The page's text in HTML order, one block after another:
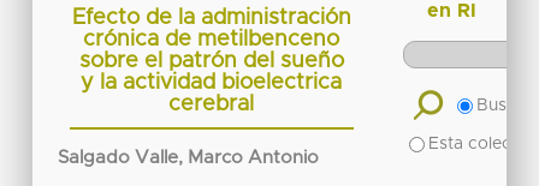
Efecto de la administración
crónica de metilbenceno
sobre el patrón del sueño
y la actividad bioelectrica
cerebral
Salgado Valle, Marco Antonio
en RI
Buscar
Esta